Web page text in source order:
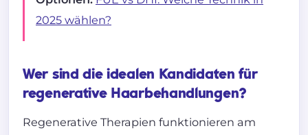
2025 wählen?
Wer sind die idealen Kandidaten für
regenerative Haarbehandlungen?
Regenerative Therapien funktionieren am